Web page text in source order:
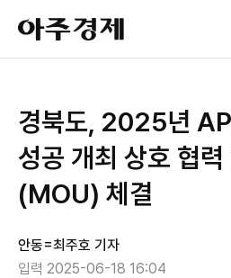
아
주
경
경북도, 2025년
성공 개최 상호 협
(MOU) 체결
안동=최주호 기자
입력 2025-06-18 16:04